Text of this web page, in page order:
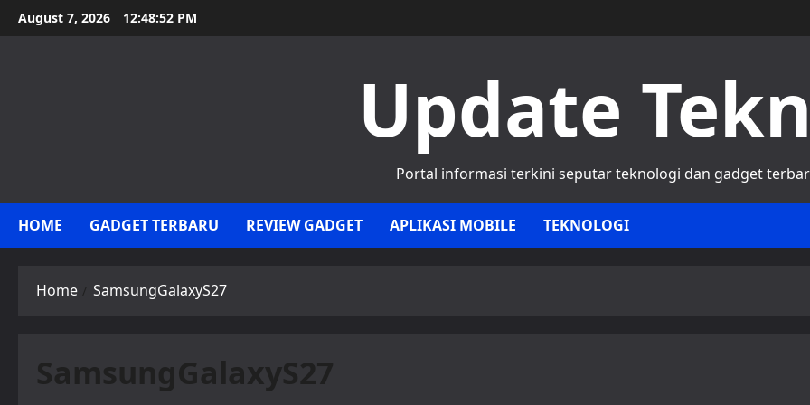
Skip
to
August 7, 2026 12:48:52 PM
Update
Portal informasi terkini seputar teknologi dan gadget
HOME GADGET TERBARU REVIEW GADGET APLIKASI MOBILE TEKNOLOGI
Home SamsungGalaxyS27
SamsungGalaxyS27